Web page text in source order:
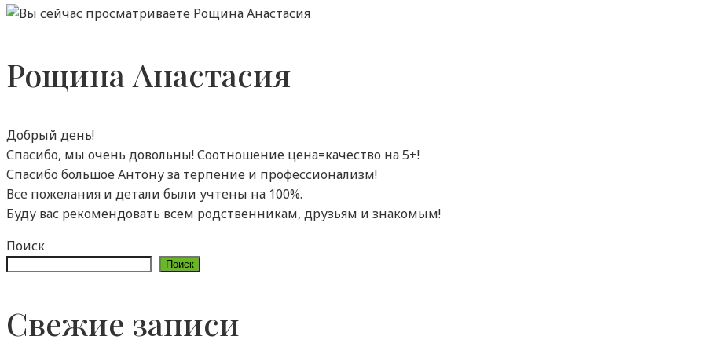
Рощина Анастасия
Добрый день!
Спасибо, мы очень довольны! Соотношение цена=качество на 5+!
Спасибо большое Антону за терпение и профессионализм!
Все пожелания и детали были учтены на 100%.
Буду вас рекомендовать всем родственникам, друзьям и знакомым!
Поиск
Поиск
Свежие записи